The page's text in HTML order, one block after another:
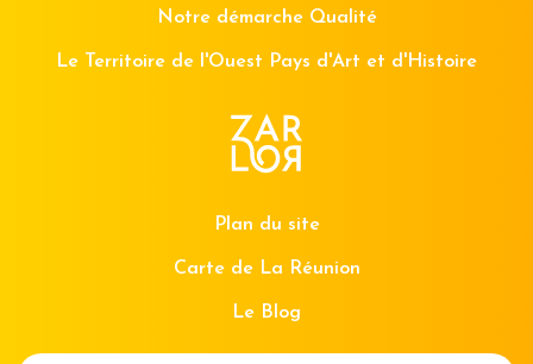
Notre démarche Qualité
Le Territoire de l'Ouest Pays d'Art et d'Histoire
Plan du site
Carte de La Réunion
Le Blog